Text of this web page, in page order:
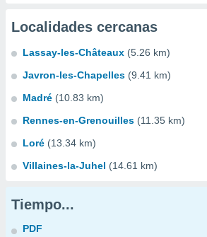
Localidades cercanas
Lassay-les-Châteaux (5.26 km)
Javron-les-Chapelles (9.41 km)
Madré (10.83 km)
Rennes-en-Grenouilles (11.35 km)
Loré (13.34 km)
Villaines-la-Juhel (14.61 km)
Tiempo...
PDF